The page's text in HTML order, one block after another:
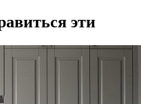
эти